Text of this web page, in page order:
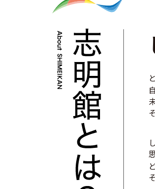
- 2025.12.16
- 2025.12.04
- 2025.12.04
公開授
- 2025.11.12
- 2025.10.14
Web出
- 2025.07.26 夏のわ
- 2025.06.24
- 2025.06.11
公開授
- 2025.05.02
「校長